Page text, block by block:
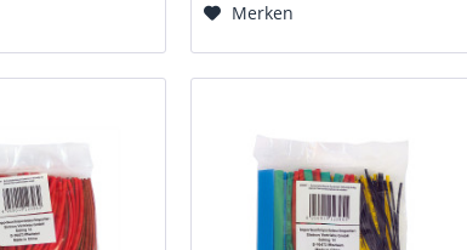
Länge 1 m;...
Maße: Ø 3,2 mm, Länge 1 m;...
Merken